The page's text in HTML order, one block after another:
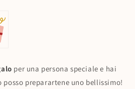
per una persona speciale e hai
preparartene uno bellissimo!